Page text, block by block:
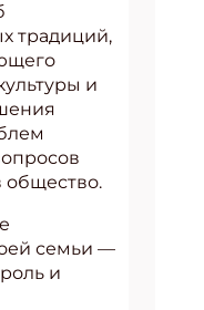
традиций,
и
общество.
семьи —
и